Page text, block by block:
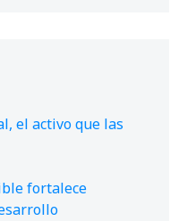
el activo que las
fortalece